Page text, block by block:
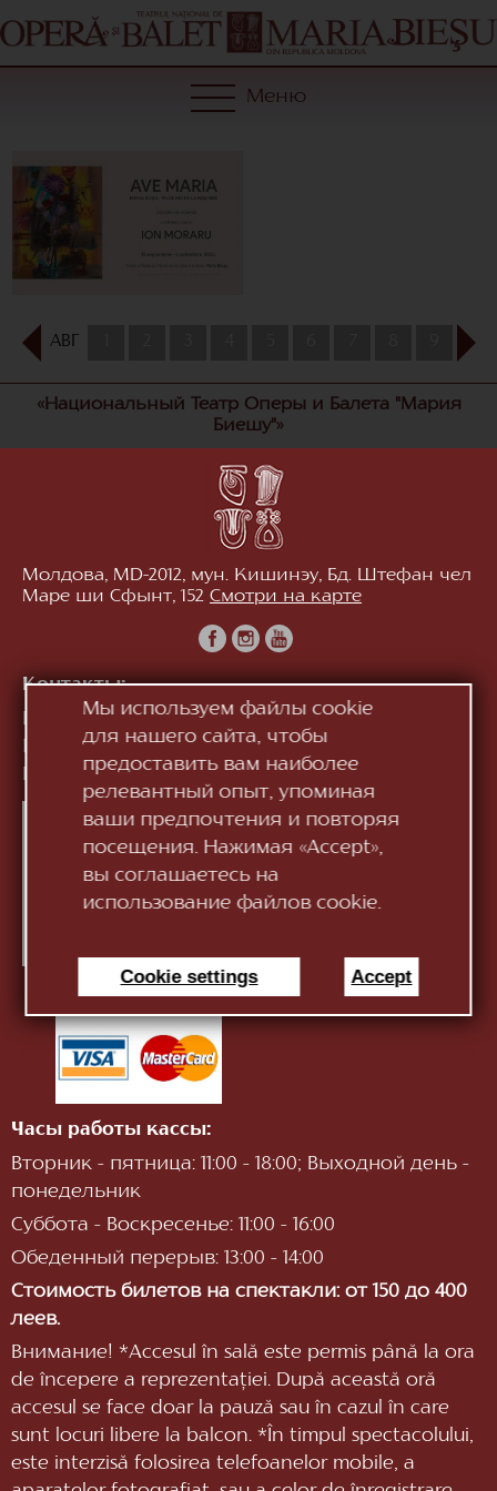
Мы используем файлы cookie
для нашего сайта, чтобы
предоставить вам наиболее
релевантный опыт, упоминая
ваши предпочтения и повторяя
посещения. Нажимая «Accept»,
вы соглашаетесь на
использование файлов cookie.
Cookie settings Accept
Меню
АВГ 10
«Национальный Театр Оперы и Балета "Мария
Биешу"»
Молдова, MD-2012, мун. Кишинэу, Бд. Штефан чел
Маре ши Сфынт, 152 Смотри на карте
Контакты:
Приёмная: +373 (22) 244 163
Касса: +373 (22) 245 104
Информация:
Часы работы кассы:
Вторник - пятница: 11:00 - 18:00; Выходной день -
понедельник
Суббота - Воскресенье: 11:00 - 16:00
Обеденный перерыв: 13:00 - 14:00
Стоимость билетов на спектакли: от 150 до 400
леев.
Внимание! *Accesul în sală este permis până la ora
de începere a reprezentaţiei. După această oră
accesul se face doar la pauză sau în cazul în care
sunt locuri libere la balcon. *În timpul spectacolului,
este interzisă folosirea telefoanelor mobile, a